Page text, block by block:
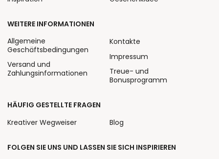
FOLGEN SIE UNS UND LASSEN SIE SICH INSPIRIEREN
WEITERE INFORMATIONEN
Allgemeine
Geschäftsbedingungen
Versand und
Zahlungsinformationen
Kontakte
Impressum
Treue- und
Bonusprogramm
HÄUFIG GESTELLTE FRAGEN
Kreativer Wegweiser
Blog